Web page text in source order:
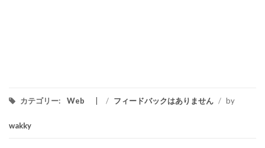
カテゴリー: Web / フィードバックはありません / by
wakky